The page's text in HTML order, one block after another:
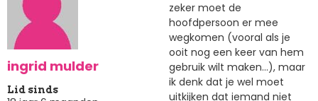
ingrid mulder
Lid sinds
zeker moet de
hoofdpersoon er mee
wegkomen (vooral als je
ooit nog een keer van hem
gebruik wilt maken...), maar
ik denk dat je wel moet
uitkijken dat iemand niet